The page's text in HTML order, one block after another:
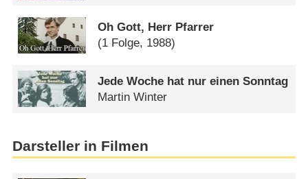
Oh Gott, Herr Pfarrer
(1 Folge, 1988)
Jede Woche hat nur einen Sonntag
Martin Winter
Darsteller in Filmen